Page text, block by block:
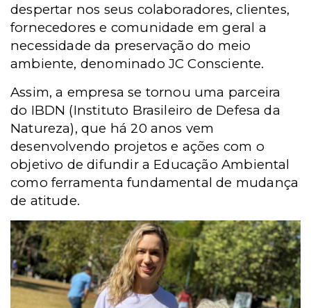
despertar nos seus colaboradores, clientes,
fornecedores e comunidade em geral a
necessidade da preservação do meio
ambiente, denominado JC Consciente.
Assim, a empresa se tornou uma parceira
do IBDN (Instituto Brasileiro de Defesa da
Natureza), que há 20 anos vem
desenvolvendo projetos e ações com o
objetivo de difundir a Educação Ambiental
como ferramenta fundamental de mudança
de atitude.